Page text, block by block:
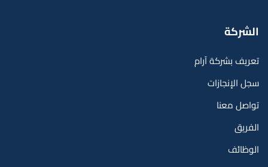
الشركة
تعريف بشركة آرام
سجل الإنجازات
تواصل معنا
الفريق
الوظائف